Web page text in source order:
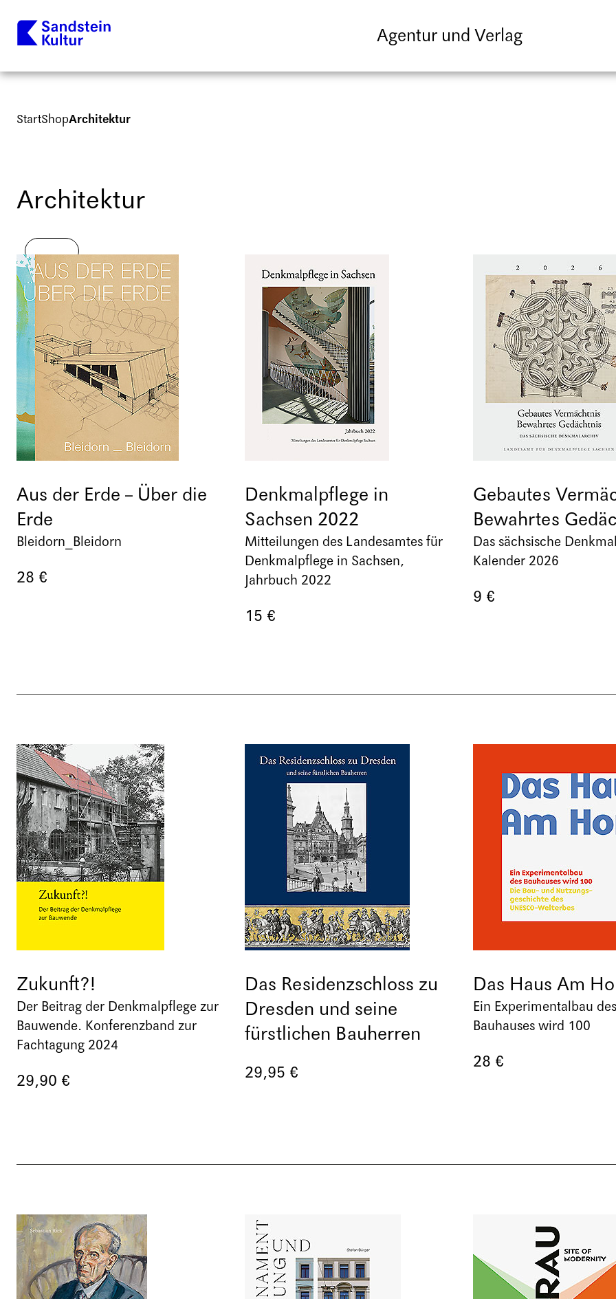
Agentur und Verlag
StartShopArchitektur
Architektur
Aus der Erde – Über die
Erde
Bald
Bleidorn_Bleidorn
28 €
Denkmalpflege in
Sachsen 2022
Mitteilungen des Landesamtes für
Denkmalpflege in Sachsen,
Jahrbuch 2022
15 €
Gebautes
Bewahrtes
Das sächsische
Kalender 2026
9 €
Zukunft?!
Der Beitrag der Denkmalpflege zur
Bauwende. Konferenzband zur
Fachtagung 2024
29,90 €
Das Residenzschloss zu
Dresden und seine
fürstlichen Bauherren
29,95 €
Das Haus Am
Ein Experimentalbau des
Bauhauses wird 100
28 €